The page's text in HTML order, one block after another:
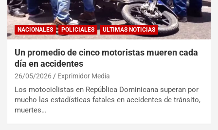
NACIONALES POLICIALES ULTIMAS NOTICIAS
Un promedio de cinco motoristas mueren cada
día en accidentes
26/05/2026 Exprimidor Media
Los motociclistas en República Dominicana superan por
mucho las estadísticas fatales en accidentes de tránsito,
muertes…